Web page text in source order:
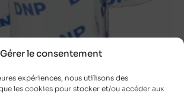
Gérer le consentement
expériences, nous utilisons des
les cookies pour stocker et/ou accéder aux